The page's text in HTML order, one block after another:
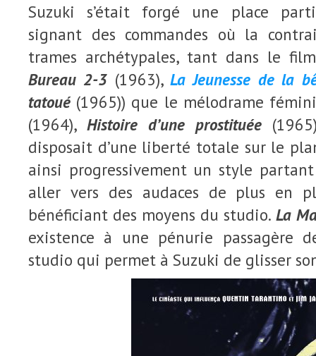
Suzuki s’était forgé une place
signant des commandes où la
trames archétypales, tant dans le
Bureau 2-3 (1963),La Jeunesse de la
tatoué (1965)) que le mélodrame
(1964), Histoire d’une prostituée
disposait d’une liberté totale sur le
ainsi progressivement un style
aller vers des audaces de plus en
bénéficiant des moyens du studio. La
existence à une pénurie passagère
studio qui permet à Suzuki de glisser